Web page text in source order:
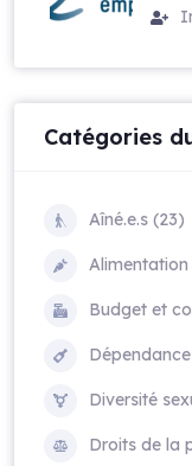
Catégories
Aîné.e.s (23)
Alimentation
Budget et
Diversité
Droits de la